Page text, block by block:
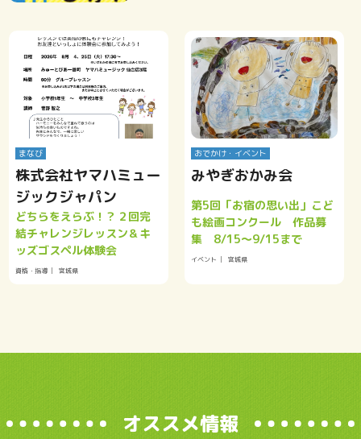
まなび
株式会社ヤマハミュー
ジックジャパン
どちらをえらぶ！？２回完
結チャレンジレッスン＆キ
ッズゴスペル体験会
資格・指導 宮城県
おでかけ・イベント
みやぎおかみ会
第5回「お宿の思い出」こど
も絵画コンクール 作品募
集 8/15～9/15まで
イベント 宮城県
オススメ情報